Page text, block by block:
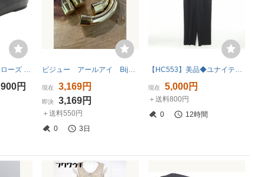
900円 現在 3,169円
即決 3,169円
＋送料550円
0
3日
現在 5,000円
＋送料800円
0
12時間